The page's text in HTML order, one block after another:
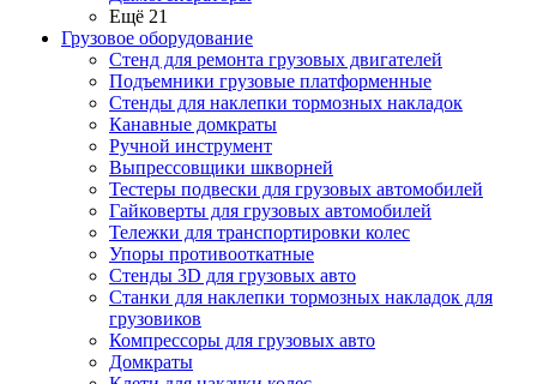
Ещё 21
Грузовое оборудование
Стенд для ремонта грузовых двигателей
Подъемники грузовые платформенные
Стенды для наклепки тормозных накладок
Канавные домкраты
Ручной инструмент
Выпрессовщики шкворней
Тестеры подвески для грузовых автомобилей
Гайковерты для грузовых автомобилей
Тележки для транспортировки колес
Упоры противооткатные
Стенды 3D для грузовых авто
Станки для наклепки тормозных накладок для
грузовиков
Компрессоры для грузовых авто
Домкраты